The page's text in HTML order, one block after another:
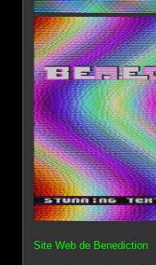
Site Web de Benediction